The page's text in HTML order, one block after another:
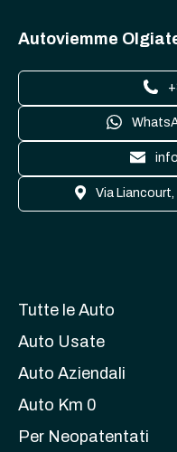
Autoviemme
Via
Tutte le Auto
Auto Usate
Auto Aziendali
Auto Km 0
Per Neopatentati